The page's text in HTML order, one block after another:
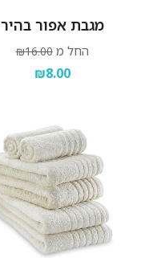
מגבת אפור בהיר
החל מ ₪16.00
₪8.00